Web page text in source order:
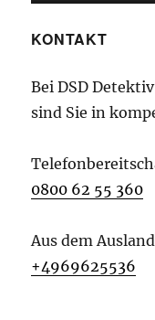
KONTAKT
Bei DSD
sind Sie in
0800 62 55 360
Aus dem
+4969625536